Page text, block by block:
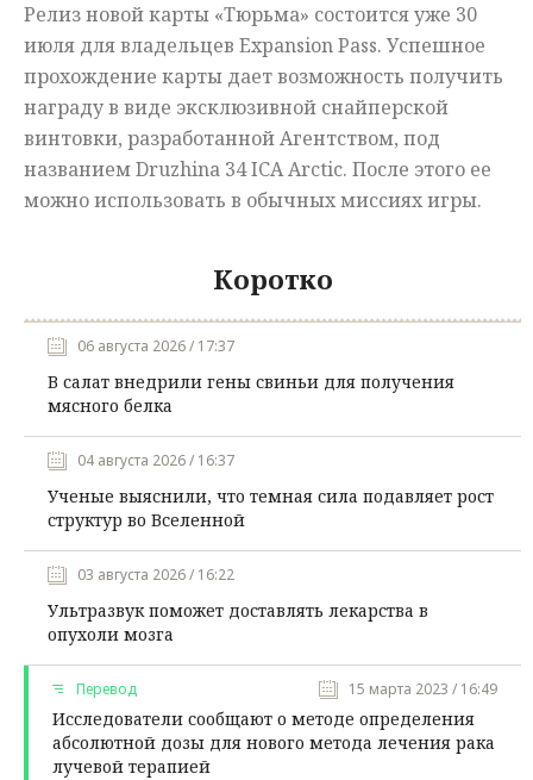
Релиз новой карты «Тюрьма» состоится уже 30
июля для владельцев Expansion Pass. Успешное
прохождение карты дает возможность получить
награду в виде эксклюзивной снайперской
винтовки, разработанной Агентством, под
названием Druzhina 34 ICA Arctic. После этого ее
можно использовать в обычных миссиях игры.
Коротко
06 августа 2026 / 17:37
В салат внедрили гены свиньи для получения
мясного белка
04 августа 2026 / 16:37
Ученые выяснили, что темная сила подавляет рост
структур во Вселенной
03 августа 2026 / 16:22
Ультразвук поможет доставлять лекарства в
опухоли мозга
Перевод 15 марта 2023 / 16:49
Исследователи сообщают о методе определения
абсолютной дозы для нового метода лечения рака
лучевой терапией